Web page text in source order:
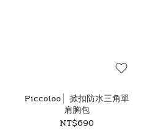
Piccoloo│ 掀扣防水三角單
肩胸包
NT$690